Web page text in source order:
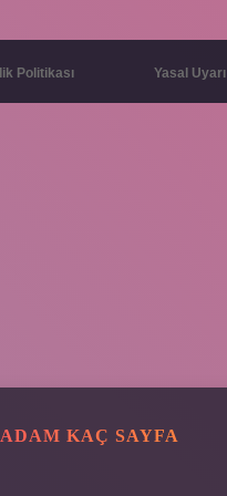
Politikası Yasal Uyarı
KAÇ SAYFA